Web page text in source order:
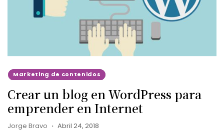
Marketing de contenidos
Crear un blog en WordPress para
emprender en Internet
Jorge Bravo Abril 24, 2018